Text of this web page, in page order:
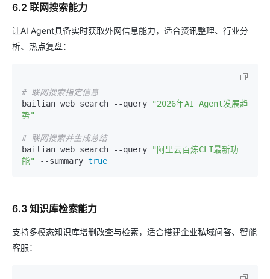
6.2 联网搜索能力
让AI Agent具备实时获取外网信息能力，适合资讯整理、行业分
析、热点复盘：
# 联网搜索指定信息
bailian web search --query
"2026年AI Agent发展趋
势"
# 联网搜索并生成总结
bailian web search --query
"阿里云百炼CLI最新功
能"
--summary true
6.3 知识库检索能力
支持多模态知识库增删改查与检索，适合搭建企业私域问答、智能
客服：